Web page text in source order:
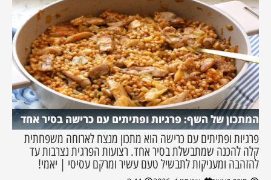
המתכון של השף: פרגיות ופתיתים עם כרישה בסיר אחד
פרגיות ופתיתים עם כרישה הוא מתכון מנצח לארוחה משפחתית
קלה להכנה שמתבשלת בסיר אחד. רצועות הפרגית נצרבות עד
להזהבה ומעניקות לתבשיל טעם עשיר ומרקם עסיסי | יאמי!